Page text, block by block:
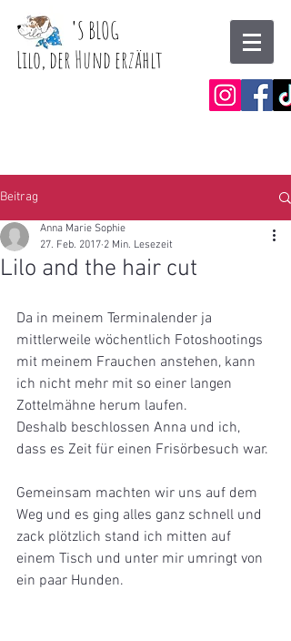
'S BLOG
Lilo, der Hund erzählt
Beitrag
Lilo and the hair cut
Anna Marie Sophie
27. Feb. 2017 2 Min. Lesezeit
Da in meinem Terminalender ja
mittlerweile wöchentlich Fotoshootings
mit meinem Frauchen anstehen, kann
ich nicht mehr mit so einer langen
Zottelmähne herum laufen.
Deshalb beschlossen Anna und ich,
dass es Zeit für einen Frisörbesuch war.
Gemeinsam machten wir uns auf dem
Weg und es ging alles ganz schnell und
zack plötzlich stand ich mitten auf
einem Tisch und unter mir umringt von
ein paar Hunden.